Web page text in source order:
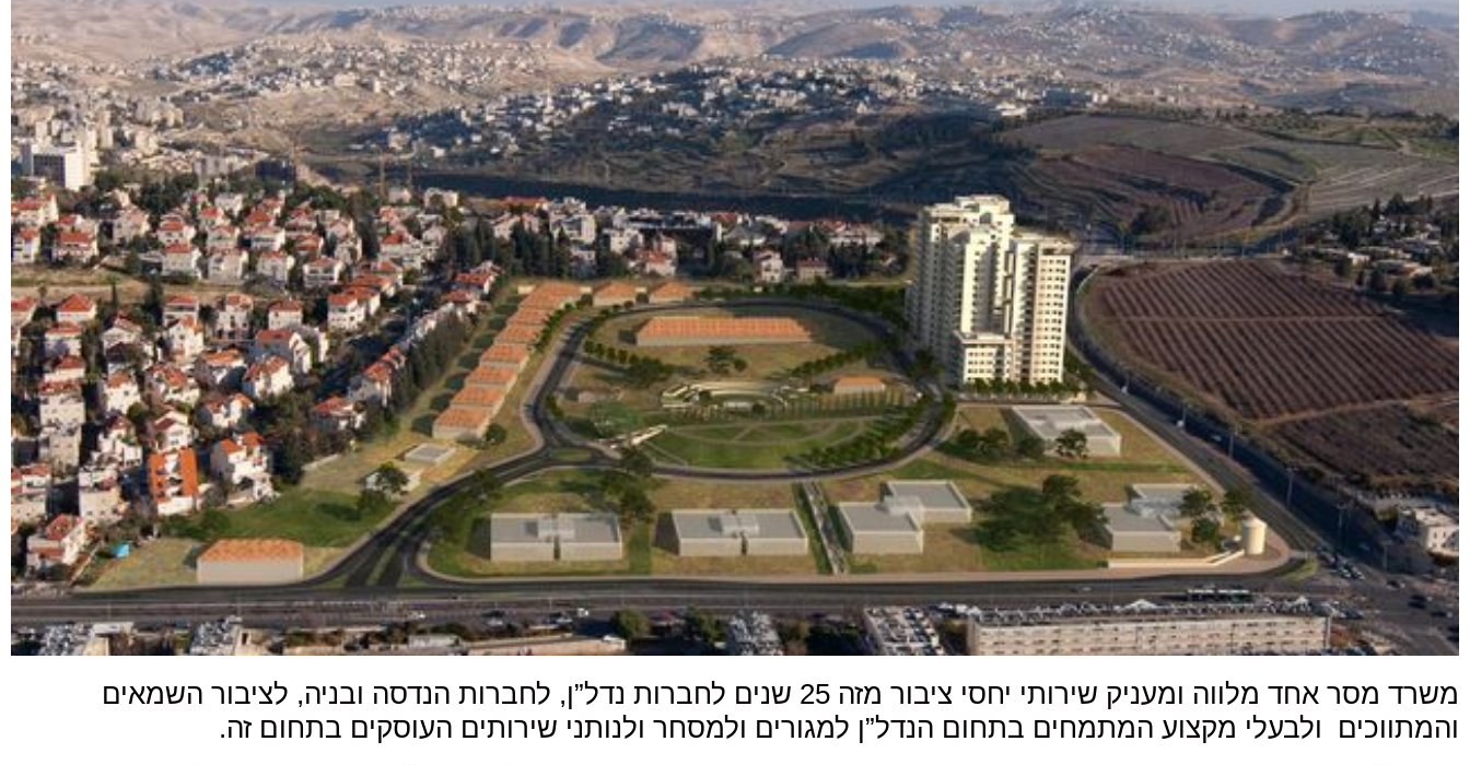
משרד מסר אחד מלווה ומעניק שירותי יחסי ציבור מזה 25 שנים לחברות נדל”ן, לחברות הנדסה ובניה, לציבור השמאים
והמתווכים ולבעלי מקצוע המתמחים בתחום הנדל”ן למגורים ולמסחר ולנותני שירותים העוסקים בתחום זה.